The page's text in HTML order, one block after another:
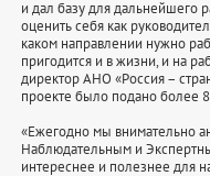
и дал базу для дальнейшего
оценить себя как
каком направлении нужно
пригодится и в жизни, и на
директор АНО «Россия –
проекте было подано более
«Ежегодно мы внимательно
Наблюдательным и
интереснее и полезнее для